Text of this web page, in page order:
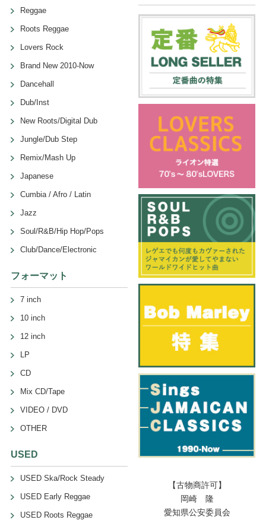
Reggae
Roots Reggae
Lovers Rock
Brand New 2010-Now
Dancehall
Dub/Inst
New Roots/Digital Dub
Jungle/Dub Step
Remix/Mash Up
Japanese
Cumbia / Afro / Latin
Jazz
Soul/R&B/Hip Hop/Pops
Club/Dance/Electronic
フォーマット
7 inch
10 inch
12 inch
LP
CD
Mix CD/Tape
VIDEO / DVD
OTHER
USED
USED Ska/Rock Steady
USED Early Reggae
USED Roots Reggae
【古物商許可】
岡崎 隆
愛知県公安委員会